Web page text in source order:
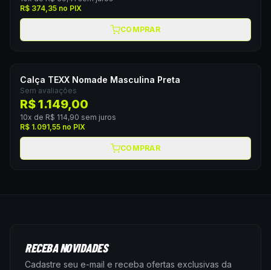
R$ 374,35 no PIX
COMPRAR
Calça TEXX Nomade Masculina Preta
Sem avaliações
R$ 1.149,00
10x de R$ 114,90 sem juros
R$ 1.091,55 no PIX
COMPRAR
RECEBA NOVIDADES
Cadastre seu e-mail e receba ofertas exclusivas da